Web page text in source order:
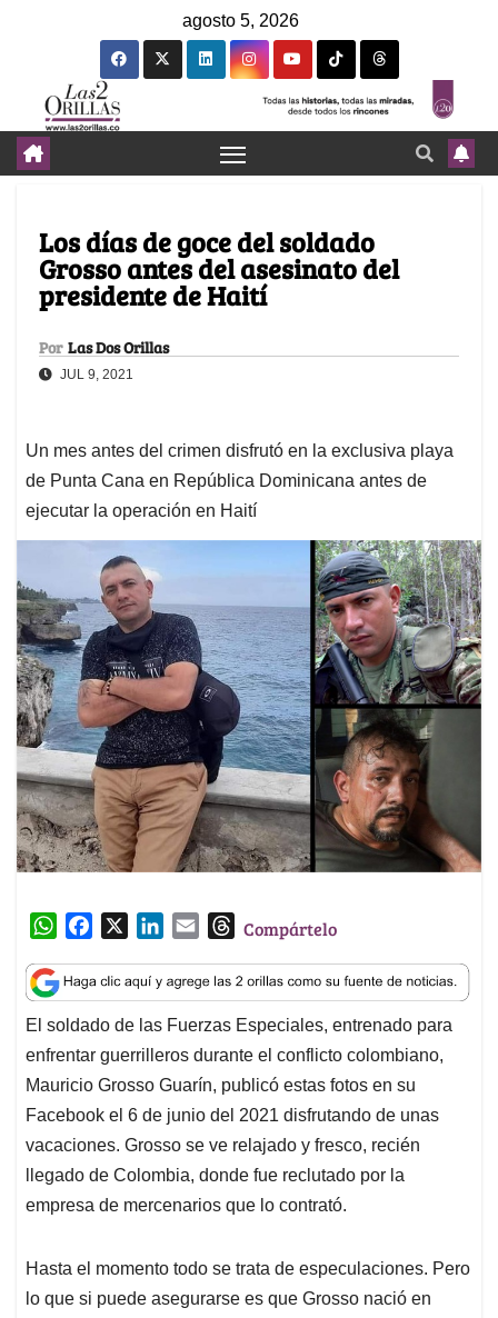
agosto 5, 2026
Los días de goce del soldado
Grosso antes del asesinato del
presidente de Haití
Por Las Dos Orillas
JUL 9, 2021
Un mes antes del crimen disfrutó en la exclusiva playa
de Punta Cana en República Dominicana antes de
ejecutar la operación en Haití
W
a
t
s
A
p
p
c
e
b
o
o
k
n
k
e
d
I
n
a
i
l
T
r
e
a
d
s
Compártelo
El soldado de las Fuerzas Especiales, entrenado para
enfrentar guerrilleros durante el conflicto colombiano,
Mauricio Grosso Guarín, publicó estas fotos en su
Facebook el 6 de junio del 2021 disfrutando de unas
vacaciones. Grosso se ve relajado y fresco, recién
llegado de Colombia, donde fue reclutado por la
empresa de mercenarios que lo contrató.
Hasta el momento todo se trata de especulaciones. Pero
lo que si puede asegurarse es que Grosso nació en